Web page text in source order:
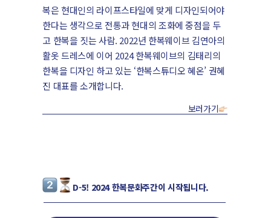
복은 현대인의 라이프스타일에 맞게 디자인되어야
한다는 생각으로 전통과 현대의 조화에 중점을 두
고 한복을 짓는 사람. 2022년 한복웨이브 김연아의
활옷 드레스에 이어 2024 한복웨이브의 김태리의
한복을 디자인 하고 있는 ‘한복스튜디오 혜온’ 권혜
진 대표를 소개합니다.
보러가기
D-5! 2024 한복문화주간이 시작됩니다.